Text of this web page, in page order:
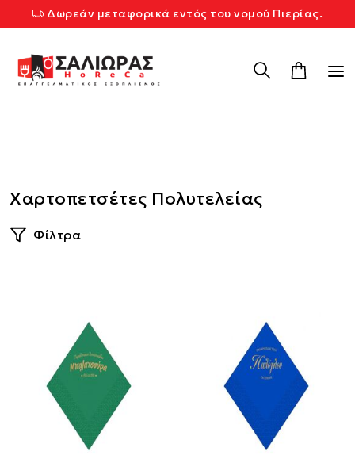
Δωρεάν μεταφορικά εντός του νομού Πιερίας.
Χαρτοπετσέτες Πολυτελείας
Φίλτρα